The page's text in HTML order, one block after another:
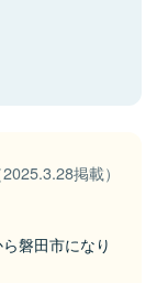
2025.3.28掲載）
磐田市になり